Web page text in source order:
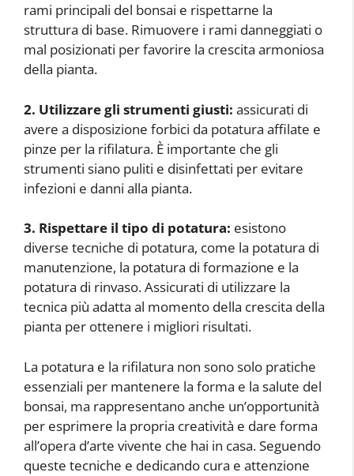
rami principali del bonsai e rispettarne la
struttura di base. Rimuovere i rami danneggiati o
mal posizionati per favorire la crescita armoniosa
della pianta.
2. Utilizzare gli strumenti giusti: assicurati di
avere a disposizione forbici da potatura affilate e
pinze per la rifilatura. È importante che gli
strumenti siano puliti e disinfettati per evitare
infezioni e danni alla pianta.
3. Rispettare il tipo di potatura: esistono
diverse tecniche di potatura, come la potatura di
manutenzione, la potatura di formazione e la
potatura di rinvaso. Assicurati di utilizzare la
tecnica più adatta al momento della crescita della
pianta per ottenere i migliori risultati.
La potatura e la rifilatura non sono solo pratiche
essenziali per mantenere la forma e la salute del
bonsai, ma rappresentano anche un’opportunità
per esprimere la propria creatività e dare forma
all’opera d’arte vivente che hai in casa. Seguendo
queste tecniche e dedicando cura e attenzione